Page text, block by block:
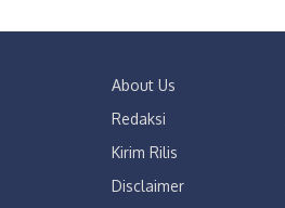
About Us
Redaksi
Kirim Rilis
Disclaimer